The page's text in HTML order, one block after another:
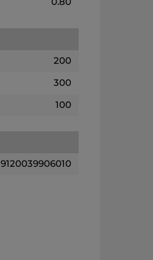
200
300
100
9120039906010